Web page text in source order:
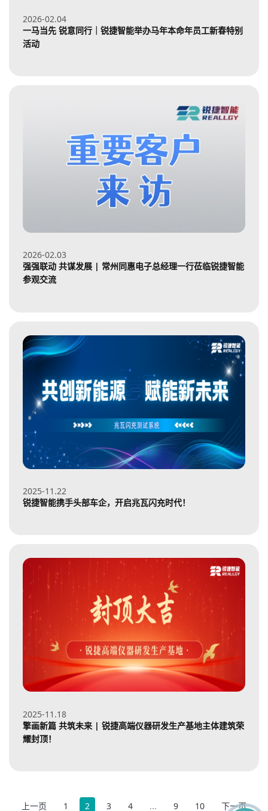
04
2026-02
一马当先 锐意同行｜锐捷智能举办马年本命年员工新春特别
活动
03
2026-02
强强联动 共谋发展 | 常州同惠电子总经理一行莅临锐捷智能
参观交流
22
2025-11
锐捷智能携手头部车企，开启兆瓦闪充时代！
18
2025-11
擎画新篇 共筑未来 | 锐捷高端仪器研发生产基地主体建筑荣
耀封顶！
上一页 1 2 3 4 ... 9 10 下一页